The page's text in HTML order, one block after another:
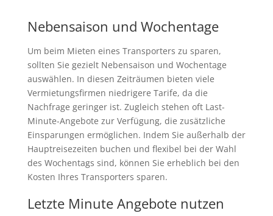
Nebensaison und Wochentage
Um beim Mieten eines Transporters zu sparen,
sollten Sie gezielt Nebensaison und Wochentage
auswählen. In diesen Zeiträumen bieten viele
Vermietungsfirmen niedrigere Tarife, da die
Nachfrage geringer ist. Zugleich stehen oft Last-
Minute-Angebote zur Verfügung, die zusätzliche
Einsparungen ermöglichen. Indem Sie außerhalb der
Hauptreisezeiten buchen und flexibel bei der Wahl
des Wochentags sind, können Sie erheblich bei den
Kosten Ihres Transporters sparen.
Letzte Minute Angebote nutzen